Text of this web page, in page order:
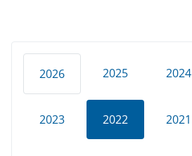
2026 2025 2024
2023 2022 2021